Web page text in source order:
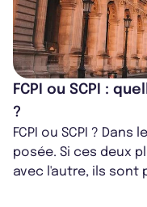
FCPI ou SCPI :
?
FCPI ou SCPI ?
posée. Si ces deux
avec l'autre, ils